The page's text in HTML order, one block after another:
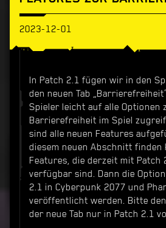
2023-12-01
In Patch 2.1 fügen wir in den
den neuen Tab
Spieler leicht auf alle Optionen
Barrierefreiheit im Spiel
sind alle neuen Features
diesem neuen Abschnitt finden
Features, die derzeit mit Patch
verfügbar sind. Dann die
2.1 in Cyberpunk 2077 und
veröffentlicht werden. Bitte
der neue Tab nur in Patch 2.1